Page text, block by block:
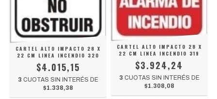
CARTEL ALTO IMPACTO 28 X
22 CM LINEA INCENDIO 320
$4.015,15
3 CUOTAS SIN INTERÉS DE
$1.338,38
CARTEL ALTO IMPACTO 28 X
22 CM LINEA INCENDIO 319
$3.924,24
3 CUOTAS SIN INTERÉS DE
$1.308,08